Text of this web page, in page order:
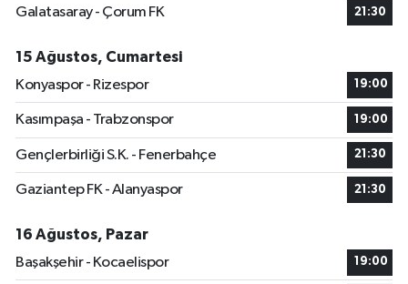
Galatasaray - Çorum FK
21:30
15 Ağustos, Cumartesi
Konyaspor - Rizespor
19:00
Kasımpaşa - Trabzonspor 19:00
Gençlerbirliği S.K. - Fenerbahçe 21:30
Gaziantep FK - Alanyaspor 21:30
16 Ağustos, Pazar
Başakşehir - Kocaelispor
19:00